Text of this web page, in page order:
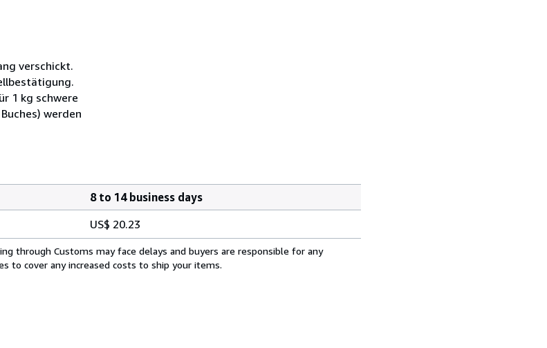
verschickt.
1 kg schwere
werden
8 to 14 business days
US$ 20.23
through Customs may face delays and buyers are responsible for any
to cover any increased costs to ship your items.